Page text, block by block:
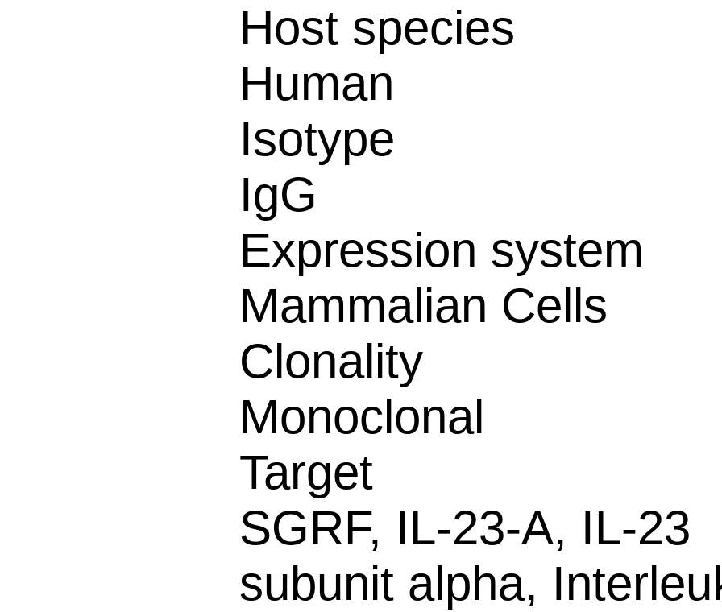
Host species
Human
Isotype
IgG
Expression system
Mammalian Cells
Clonality
Monoclonal
Target
SGRF, IL-23-A, IL-23
subunit alpha,